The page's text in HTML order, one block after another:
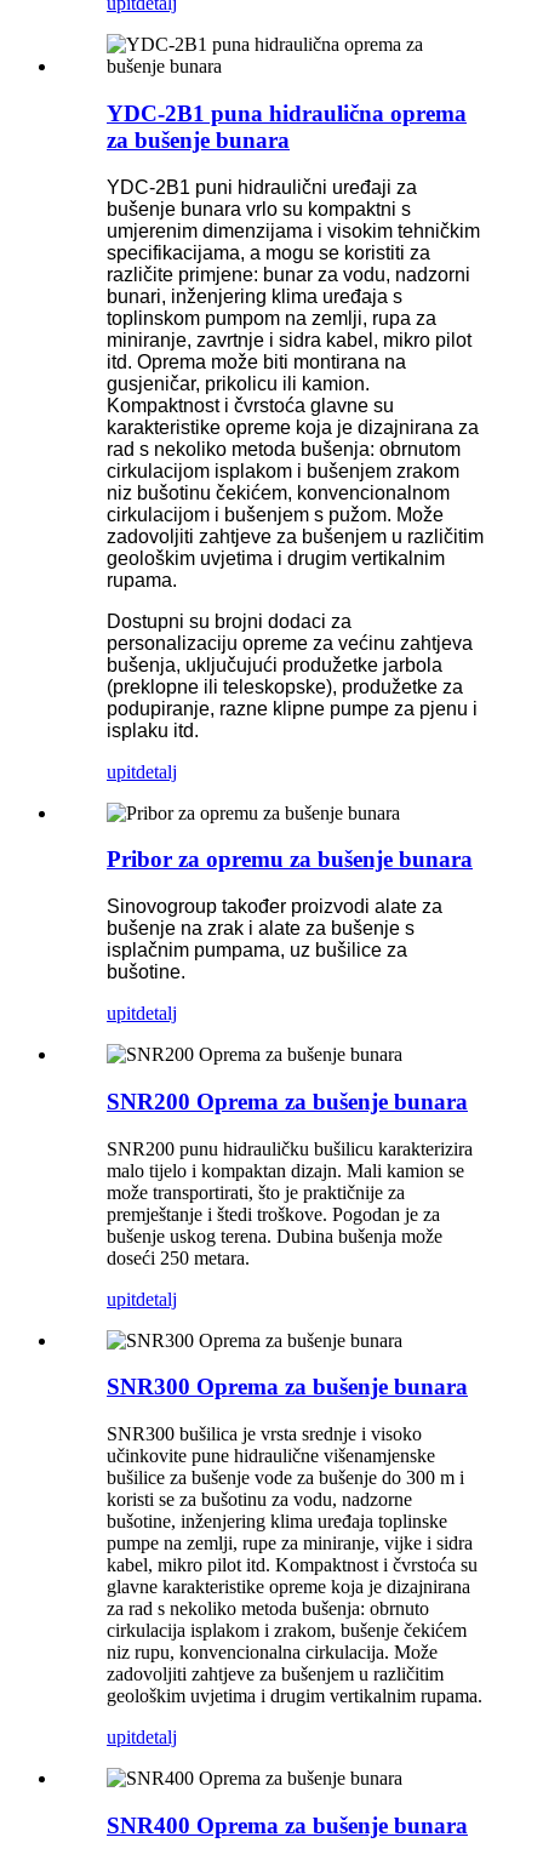
YDC-2B1 puna hidraulična oprema
za bušenje bunara
YDC-2B1 puni hidraulični uređaji za
bušenje bunara vrlo su kompaktni s
umjerenim dimenzijama i visokim tehničkim
specifikacijama, a mogu se koristiti za
različite primjene: bunar za vodu, nadzorni
bunari, inženjering klima uređaja s
toplinskom pumpom na zemlji, rupa za
miniranje, zavrtnje i sidra kabel, mikro pilot
itd. Oprema može biti montirana na
gusjeničar, prikolicu ili kamion.
Kompaktnost i čvrstoća glavne su
karakteristike opreme koja je dizajnirana za
rad s nekoliko metoda bušenja: obrnutom
cirkulacijom isplakom i bušenjem zrakom
niz bušotinu čekićem, konvencionalnom
cirkulacijom i bušenjem s pužom. Može
zadovoljiti zahtjeve za bušenjem u različitim
geološkim uvjetima i drugim vertikalnim
rupama.
Dostupni su brojni dodaci za
personalizaciju opreme za većinu zahtjeva
bušenja, uključujući produžetke jarbola
(preklopne ili teleskopske), produžetke za
podupiranje, razne klipne pumpe za pjenu i
isplaku itd.
upitdetalj
Pribor za opremu za bušenje bunara
Sinovogroup također proizvodi alate za
bušenje na zrak i alate za bušenje s
isplačnim pumpama, uz bušilice za
bušotine.
upitdetalj
SNR200 Oprema za bušenje bunara
SNR200 punu hidrauličku bušilicu karakterizira
malo tijelo i kompaktan dizajn. Mali kamion se
može transportirati, što je praktičnije za
premještanje i štedi troškove. Pogodan je za
bušenje uskog terena. Dubina bušenja može
doseći 250 metara.
upitdetalj
SNR300 Oprema za bušenje bunara
SNR300 bušilica je vrsta srednje i visoko
učinkovite pune hidraulične višenamjenske
bušilice za bušenje vode za bušenje do 300 m i
koristi se za bušotinu za vodu, nadzorne
bušotine, inženjering klima uređaja toplinske
pumpe na zemlji, rupe za miniranje, vijke i sidra
kabel, mikro pilot itd. Kompaktnost i čvrstoća su
glavne karakteristike opreme koja je dizajnirana
za rad s nekoliko metoda bušenja: obrnuto
cirkulacija isplakom i zrakom, bušenje čekićem
niz rupu, konvencionalna cirkulacija. Može
zadovoljiti zahtjeve za bušenjem u različitim
geološkim uvjetima i drugim vertikalnim rupama.
upitdetalj
SNR400 Oprema za bušenje bunara